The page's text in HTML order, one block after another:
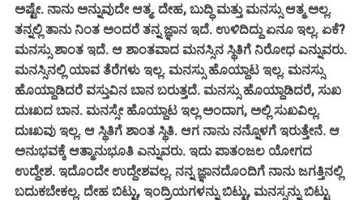
ಅಷ್ಟೇ. ನಾನು ಅನ್ನುವುದೇ ಆತ್ಮ. ದೇಹ, ಬುದ್ಧಿ ಮತ್ತು ಮನಸ್ಸು ಆತ್ಮ ಅಲ್ಲ.
ತನ್ನಲ್ಲಿ ತಾನು ನಿಂತ ಅಂದರೆ ತನ್ನ ಜ್ಞಾನ ಇದೆ. ಉಳಿದಿದ್ದು ಏನೂ ಇಲ್ಲ. ಏಕೆ?
ಮನಸ್ಸು ಶಾಂತ ಇದೆ. ಆ ಶಾಂತವಾದ ಮನಸ್ಸಿನ ಸ್ಥಿತಿಗೆ ನಿರೋಧ ಎನ್ನುವರು.
ಮನಸ್ಸಿನಲ್ಲಿ ಯಾವ ತೆರೆಗಳು ಇಲ್ಲ. ಮನಸ್ಸು ಹೊಯ್ದಾಟ ಇಲ್ಲ. ಮನಸ್ಸು
ಹೊಯ್ದಾಡಿದರೆ ವಸ್ತುವಿನ ಬಾನ ಬರುತ್ತದೆ. ಮನಸ್ಸು ಹೊಯ್ದಾಡಿದರೆ, ಸುಖ
ದುಃಖದ ಬಾನ. ಮನಸ್ಸೇ ಹೊಯ್ದಾಟ ಇಲ್ಲ ಅಂದಾಗ, ಅಲ್ಲಿ ಸುಖವಿಲ್ಲ.
ದುಃಖವು ಇಲ್ಲ. ಆ ಸ್ಥಿತಿಗೆ ಶಾಂತ ಸ್ಥಿತಿ. ಆಗ ನಾನು ನನ್ನೊಳಗೆ ಇರುತ್ತೇನೆ. ಆ
ಅನುಭವಕ್ಕೆ ಆತ್ಮಾನುಭೂತಿ ಎನ್ನುವರು. ಇದು ಪಾತಂಜಲ ಯೋಗದ
ಉದ್ದೇಶ. ಇದೊಂದೇ ಉದ್ದೇಶವಲ್ಲ. ನನ್ನ ಜ್ಞಾನದೊಂದಿಗೆ ನಾನು ಜಗತ್ತಿನಲ್ಲಿ
ಬದುಕಬೇಕಲ್ಲ. ದೇಹ ಬಿಟ್ಟು, ಇಂದ್ರಿಯಗಳನ್ನು ಬಿಟ್ಟು, ಮನಸ್ಸನ್ನು ಬಿಟ್ಟು